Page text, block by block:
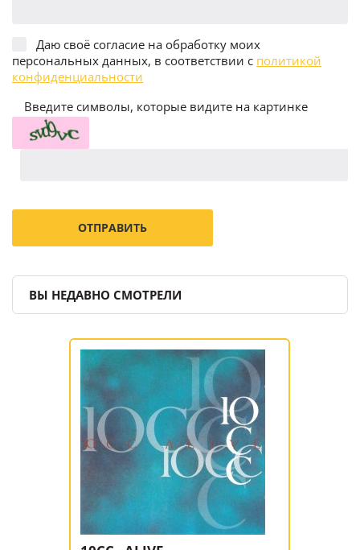
Даю своё согласие на обработку моих
персональных данных, в соответствии с политикой
конфиденциальности
Введите символы, которые видите на картинке
ВЫ НЕДАВНО СМОТРЕЛИ